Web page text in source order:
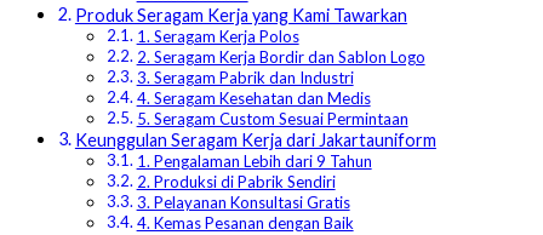
Produk Seragam Kerja yang Kami Tawarkan
1. Seragam Kerja Polos
2. Seragam Kerja Bordir dan Sablon Logo
3. Seragam Pabrik dan Industri
4. Seragam Kesehatan dan Medis
5. Seragam Custom Sesuai Permintaan
Keunggulan Seragam Kerja dari Jakartauniform
1. Pengalaman Lebih dari 9 Tahun
2. Produksi di Pabrik Sendiri
3. Pelayanan Konsultasi Gratis
4. Kemas Pesanan dengan Baik